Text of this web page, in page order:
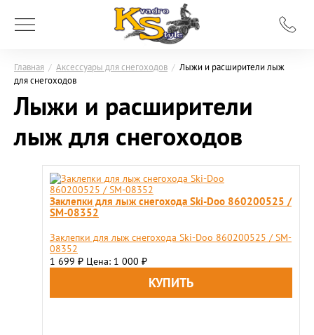
Главная / Аксессуары для снегоходов / Лыжи и расширители лыж
для снегоходов
Лыжи и расширители
лыж для снегоходов
Заклепки для лыж снегохода Ski-Doo 860200525 /
SM-08352
Заклепки для лыж снегохода Ski-Doo 860200525 / SM-
08352
1 699 ₽ Цена: 1 000 ₽